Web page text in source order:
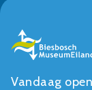
Vandaag